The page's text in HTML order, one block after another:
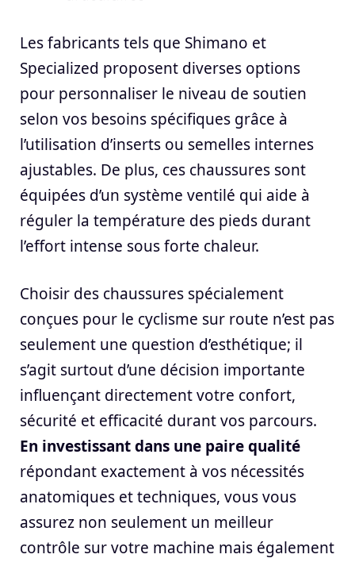
Les fabricants tels que Shimano et
Specialized proposent diverses options
pour personnaliser le niveau de soutien
selon vos besoins spécifiques grâce à
l’utilisation d’inserts ou semelles internes
ajustables. De plus, ces chaussures sont
équipées d’un système ventilé qui aide à
réguler la température des pieds durant
l’effort intense sous forte chaleur.
Choisir des chaussures spécialement
conçues pour le cyclisme sur route n’est pas
seulement une question d’esthétique; il
s’agit surtout d’une décision importante
influençant directement votre confort,
sécurité et efficacité durant vos parcours.
En investissant dans une paire qualité
répondant exactement à vos nécessités
anatomiques et techniques, vous vous
assurez non seulement un meilleur
contrôle sur votre machine mais également